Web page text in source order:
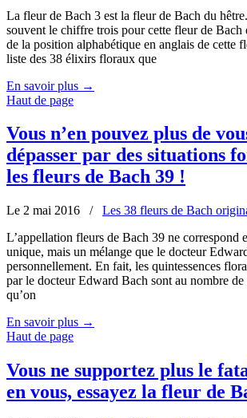
La fleur de Bach 3 est la fleur de Bach du
souvent le chiffre trois pour cette fleur de Bach
de la position alphabétique en anglais de cette
liste des 38 élixirs floraux que
En savoir plus →
Haut de page
Vous n’en pouvez plus de
dépasser par des situations
les fleurs de Bach 39 !
Le 2 mai 2016 /
Les 38 fleurs de Bach
L’appellation fleurs de Bach 39 ne correspond
unique, mais un mélange que le docteur
personnellement. En fait, les quintessences
par le docteur Edward Bach sont au nombre
qu’on
En savoir plus →
Haut de page
Vous ne supportez plus le
en vous, essayez la fleur de